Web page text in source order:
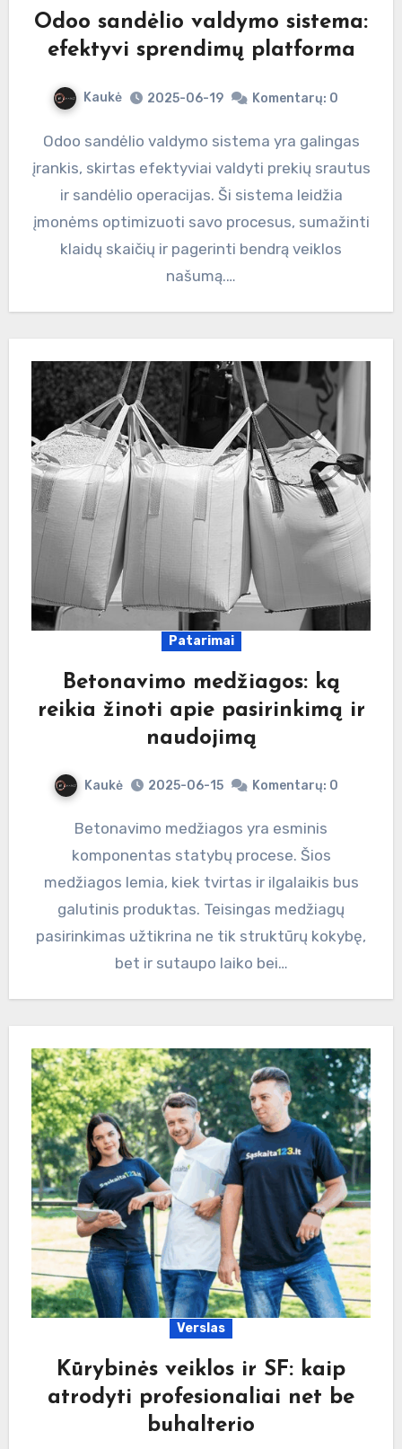
Odoo sandėlio valdymo sistema:
efektyvi sprendimų platforma
Kaukė 2025-06-19 Komentarų: 0
Odoo sandėlio valdymo sistema yra galingas
įrankis, skirtas efektyviai valdyti prekių srautus
ir sandėlio operacijas. Ši sistema leidžia
įmonėms optimizuoti savo procesus, sumažinti
klaidų skaičių ir pagerinti bendrą veiklos
našumą.…
Patarimai
Betonavimo medžiagos: ką
reikia žinoti apie pasirinkimą ir
naudojimą
Kaukė 2025-06-15 Komentarų: 0
Betonavimo medžiagos yra esminis
komponentas statybų procese. Šios
medžiagos lemia, kiek tvirtas ir ilgalaikis bus
galutinis produktas. Teisingas medžiagų
pasirinkimas užtikrina ne tik struktūrų kokybę,
bet ir sutaupo laiko bei…
Verslas
Kūrybinės veiklos ir SF: kaip
atrodyti profesionaliai net be
buhalterio